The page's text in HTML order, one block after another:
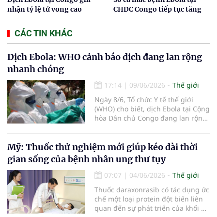
nhận tỷ lệ tử vong cao
CHDC Congo tiếp tục tăng
CÁC TIN KHÁC
Dịch Ebola: WHO cảnh báo dịch đang lan rộng
nhanh chóng
17:14 | 09/06/2026
Thế giới
Ngày 8/6, Tổ chức Y tế thế giới
(WHO) cho biết, dịch Ebola tại Cộng
hòa Dân chủ Congo đang lan rộng
lây truyền xuyên biên giới sang
Uganda.
Mỹ: Thuốc thử nghiệm mới giúp kéo dài thời
gian sống của bệnh nhân ung thư tụy
07:07 | 04/06/2026
Thế giới
Thuốc daraxonrasib có tác dụng ức
chế một loại protein đột biến liên
quan đến sự phát triển của khối u,